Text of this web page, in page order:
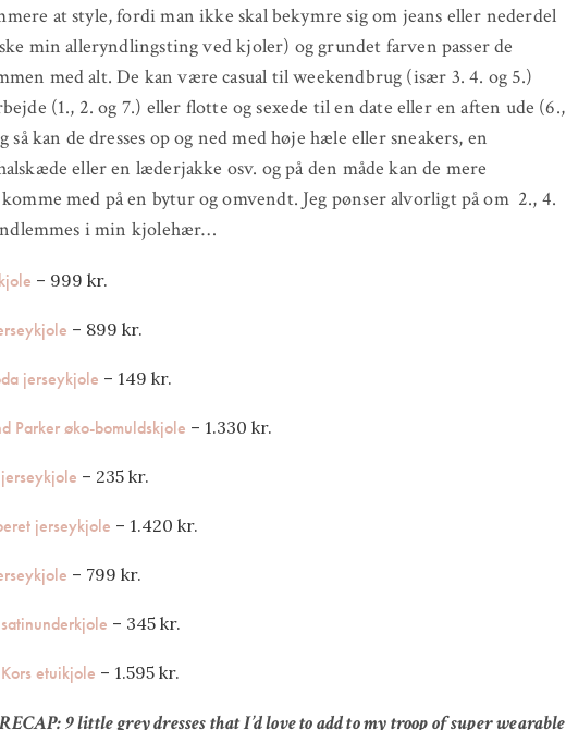
at style, fordi man ikke skal bekymre sig om jeans eller nederdel
min alleryndlingsting ved kjoler) og grundet farven passer de
med alt. De kan være casual til weekendbrug (især 3. 4. og 5.)
(1., 2. og 7.) eller flotte og sexede til en date eller en aften ude (6.,
så kan de dresses op og ned med høje hæle eller sneakers, en
eller en læderjakke osv. og på den måde kan de mere
komme med på en bytur og omvendt. Jeg pønser alvorligt på om 2., 4.
i min kjolehær…
– 999 kr.
– 899 kr.
jerseykjole – 149 kr.
Parker øko-bomuldskjole – 1.330 kr.
– 235 kr.
jerseykjole – 1.420 kr.
– 799 kr.
– 345 kr.
etuikjole – 1.595 kr.
9 little grey dresses that I’d love to add to my troop of super wearable